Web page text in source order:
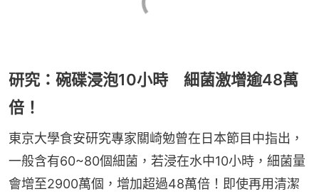
研究：碗碟浸泡10小時 細菌激增逾48萬
倍！
東京大學食安研究專家關崎勉曾在日本節目中指出，
一般含有60~80個細菌，若浸在水中10小時，細菌量
會增至2900萬個，增加超過48萬倍！即使再用清潔